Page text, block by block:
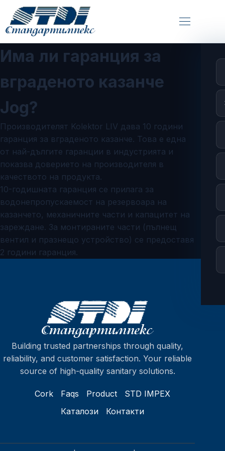
Има ли гаранция за
вграденото казанче
Jog?
Производителят Kolektor LIV дава 10 години
гаранция за вграденото казанче. Това е една
от най-дългите гаранции в индустрията и
показва доверието на производителя в
качеството на продукта.
10-годишната гаранция се прилага за
водонепропускаемост на резервоара на
казанчето, механичните части и капацитет на
зареждане. За монтираните части (пълнещ
вентил и празнещо устройство) се предоставя
2 години гаранция.
Building trusted partnerships through quality,
reliability, and customer satisfaction. Your reliable
source of high-quality sanitary solutions.
Cork Faqs Product
STD IMPEX
Каталози
Контакти